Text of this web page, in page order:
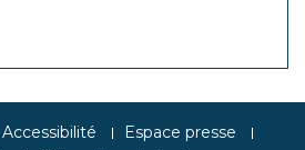
Accessibilité
Espace presse